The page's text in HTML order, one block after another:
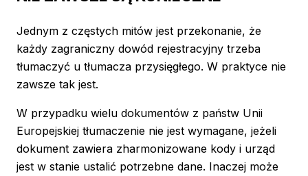
Jednym z częstych mitów jest przekonanie, że
każdy zagraniczny dowód rejestracyjny trzeba
tłumaczyć u tłumacza przysięgłego. W praktyce nie
zawsze tak jest.
W przypadku wielu dokumentów z państw Unii
Europejskiej tłumaczenie nie jest wymagane, jeżeli
dokument zawiera zharmonizowane kody i urząd
jest w stanie ustalić potrzebne dane. Inaczej może